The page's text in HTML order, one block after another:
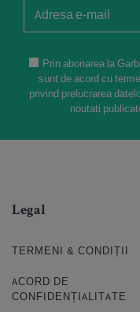
Prin abonarea la
sunt de acord cu
privind prelucrarea
noutati
Legal
TERMENI & CONDIȚII
ACORD DE
CONFIDENȚIALITATE